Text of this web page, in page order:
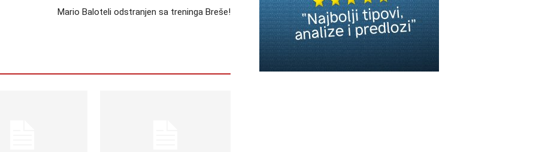
Mario Baloteli odstranjen sa treninga Breše!